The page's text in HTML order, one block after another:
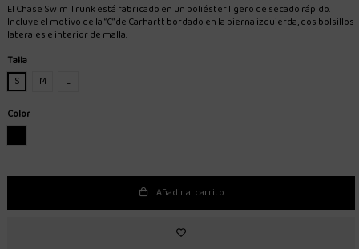
El Chase Swim Trunk está fabricado en un poliéster ligero de secado rápido.
Incluye el motivo de la “C” de Carhartt bordado en la pierna izquierda, dos bolsillos
laterales e interior de malla.
Talla
S
M
L
Color
Añadir al carrito